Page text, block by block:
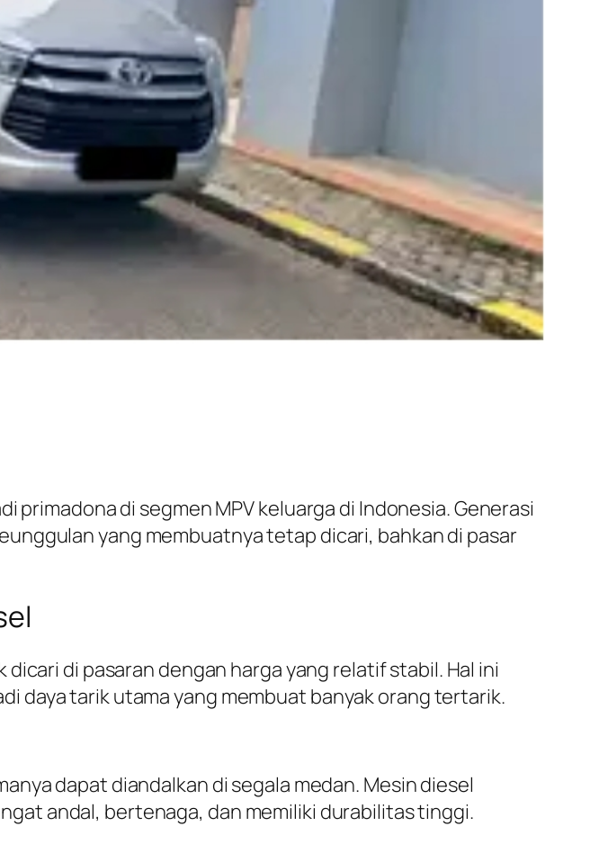
primadona di segmen MPV keluarga di Indonesia. Generasi
yang membuatnya tetap dicari, bahkan di pasar
di pasaran dengan harga yang relatif stabil. Hal ini
daya tarik utama yang membuat banyak orang tertarik.
dapat diandalkan di segala medan. Mesin diesel
andal, bertenaga, dan memiliki durabilitas tinggi.